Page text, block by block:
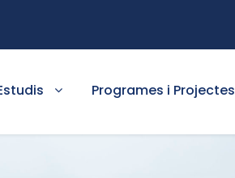
Programes i Projectes